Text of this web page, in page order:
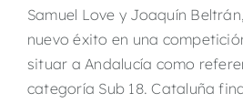
Samuel Love y Joaquín
nuevo éxito en una
situar a Andalucía como
categoría Sub 18. Cataluña